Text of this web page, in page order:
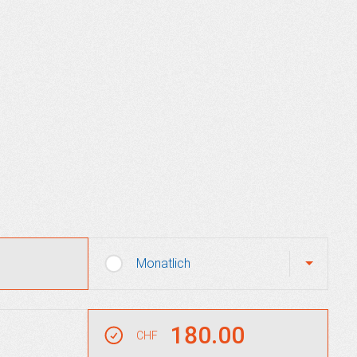
Monatlich
CHF 180.00